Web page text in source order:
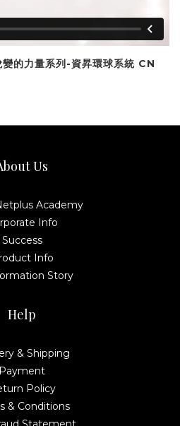
的力量系列-資昇環球系統 CN
Us
Academy
Info
Success
Info
Story
Help
& Shipping
Payment
Policy
& Conditions